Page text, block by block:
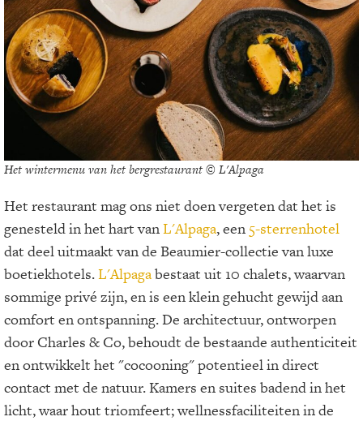
Het wintermenu van het bergrestaurant © L'Alpaga
Het restaurant mag ons niet doen vergeten dat het is
genesteld in het hart vanL'Alpaga, een 5-sterrenhotel
dat deel uitmaakt van de Beaumier-collectie van luxe
boetiekhotels.L'Alpagabestaat uit 10 chalets, waarvan
sommige privé zijn, en is een klein gehucht gewijd aan
comfort en ontspanning. De architectuur, ontworpen
door Charles & Co, behoudt de bestaande authenticiteit
en ontwikkelt het "cocooning" potentieel in direct
contact met de natuur. Kamers en suites badend in het
licht, waar hout triomfeert; wellnessfaciliteiten in de